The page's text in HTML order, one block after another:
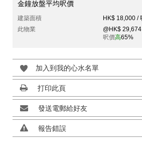
金鐘放盤平均呎價
建築面積
HK$ 18,000 /
此物業
@HK$ 29,674
呎價高65%
加入到我的心水名單
打印此頁
發送電郵給好友
報告錯誤